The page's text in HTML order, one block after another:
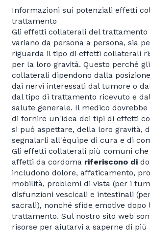
Informazioni sui potenziali effetti
trattamento
Gli effetti collaterali del trattamento
variano da persona a persona, sia
riguarda il tipo di effetti collaterali
per la loro gravità. Questo perché
collaterali dipendono dalla
dai nervi interessati dal tumore o
dal tipo di trattamento ricevuto e
salute generale. Il medico dovrebbe
di fornire un'idea dei tipi di effetti
si può aspettare, della loro gravità,
segnalarli all'équipe di cura e di
Gli effetti collaterali più comuni che
affetti da cordoma riferiscono di
includono dolore, affaticamento,
mobilità, problemi di vista (per i
disfunzioni vescicali e intestinali
sacrali), nonché sfide emotive dopo
trattamento. Sul nostro sito web
risorse per aiutarvi a saperne di più